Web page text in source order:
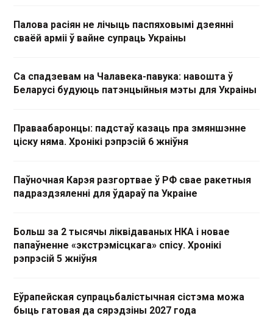
Палова расіян не лічыць паспяховымі дзеянні
сваёй арміі ў вайне супраць Украіны
Са спадзевам на Чалавека-павука: навошта ў
Беларусі будуюць патэнцыйныя мэты для Украіны
Праваабаронцы: падстаў казаць пра змяншэнне
ціску няма. Хронікі рэпрэсій 6 жніўня
Паўночная Карэя разгортвае ў РФ свае ракетныя
падраздзяленні для ўдараў па Украіне
Больш за 2 тысячы ліквідаваных НКА і новае
папаўненне «экстрэмісцкага» спісу. Хронікі
рэпрэсій 5 жніўня
Еўрапейская супрацьбалістычная сістэма можа
быць гатовая да сярэдзіны 2027 года